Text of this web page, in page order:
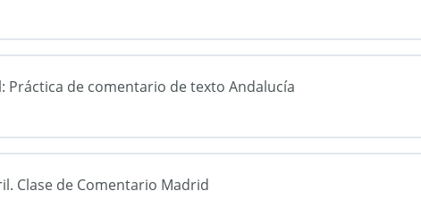
Práctica de comentario de texto Andalucía
Clase de Comentario Madrid